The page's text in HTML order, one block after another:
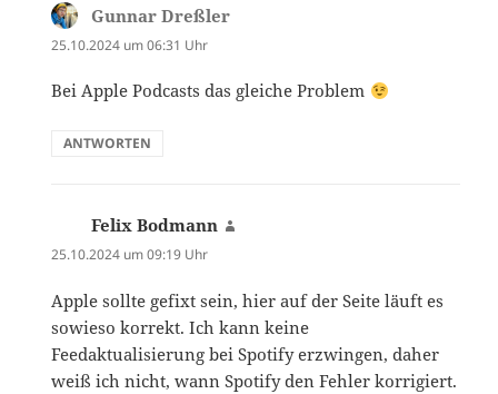
Gunnar Dreßler
25.10.2024 um 06:31 Uhr
Bei Apple Podcasts das gleiche Problem
ANTWORTEN
Felix Bodmann
25.10.2024 um 09:19 Uhr
Apple sollte gefixt sein, hier auf der Seite läuft es
sowieso korrekt. Ich kann keine
Feedaktualisierung bei Spotify erzwingen, daher
weiß ich nicht, wann Spotify den Fehler korrigiert.